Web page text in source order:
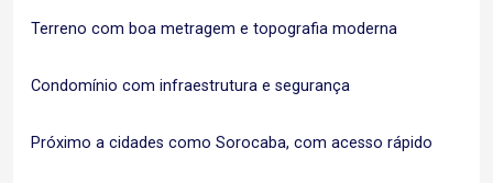
Terreno com boa metragem e topografia moderna
Condomínio com infraestrutura e segurança
Próximo a cidades como Sorocaba, com acesso rápido